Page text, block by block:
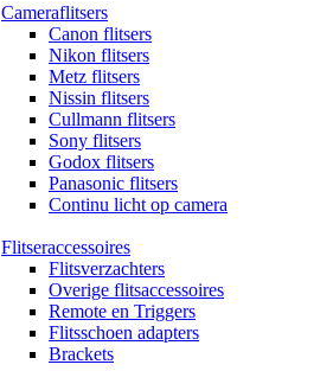
Cameraflitsers
Canon flitsers
Nikon flitsers
Metz flitsers
Nissin flitsers
Cullmann flitsers
Sony flitsers
Godox flitsers
Panasonic flitsers
Continu licht op camera
Flitseraccessoires
Flitsverzachters
Overige flitsaccessoires
Remote en Triggers
Flitsschoen adapters
Brackets